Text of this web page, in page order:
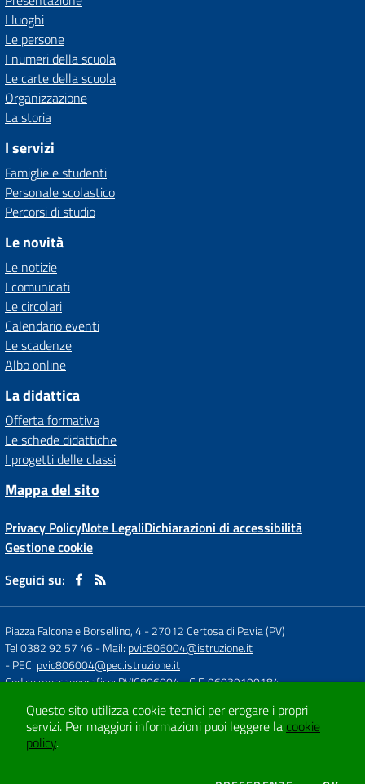
I luoghi
Le persone
I numeri della scuola
Le carte della scuola
Organizzazione
La storia
I servizi
Famiglie e studenti
Personale scolastico
Percorsi di studio
Le novità
Le notizie
I comunicati
Le circolari
Calendario eventi
Le scadenze
Albo online
La didattica
Offerta formativa
Le schede didattiche
I progetti delle classi
Mappa del sito
Privacy PolicyNote LegaliDichiarazioni di accessibilità
Gestione cookie
Seguici su:
Piazza Falcone e Borsellino, 4-27012 Certosa di Pavia (PV)
Tel 0382 92 57 46- Mail: pvic806004@istruzione.it
- PEC: pvic806004@pec.istruzione.it
Codice meccanografico: PVIC806004- C.F. 96039190184
Concept & Design by
Designers Italia
Questo sito utilizza cookie tecnici per erogare i propri
servizi. Per maggiori informazioni puoi leggere la cookie
policy.